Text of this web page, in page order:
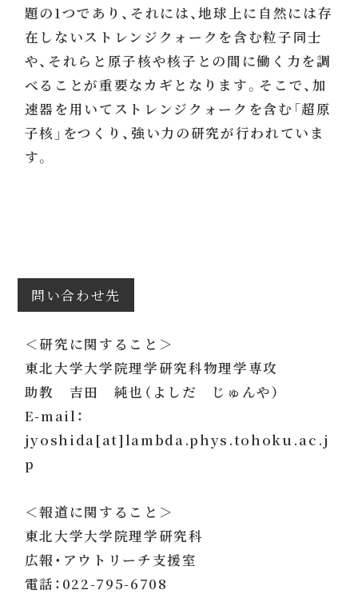
題の1つであり、それには、地球上に自然には存
在しないストレンジクォークを含む粒子同士
や、それらと原子核や核子との間に働く力を調
べることが重要なカギとなります。そこで、加
速器を用いてストレンジクォークを含む「超原
子核」をつくり、強い力の研究が行われていま
す。
問い合わせ先
＜研究に関すること＞
東北大学大学院理学研究科物理学専攻
助教 吉田 純也（よしだ じゅんや）
E-mail：
jyoshida[at]lambda.phys.tohoku.ac.j
p
＜報道に関すること＞
東北大学大学院理学研究科
広報・アウトリーチ支援室
電話：022-795-6708